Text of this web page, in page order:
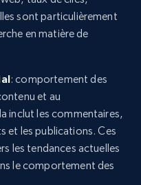
sont particulièrement
en matière de
: comportement des
et au
inclut les commentaires,
et les publications. Ces
les tendances actuelles
le comportement des